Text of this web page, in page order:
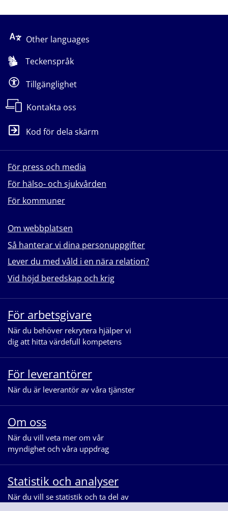
Other languages
Teckenspråk
Tillgänglighet
Kontakta oss
Kod för dela skärm
För press och media
För hälso- och sjukvården
För kommuner
Om webbplatsen
Så hanterar vi dina personuppgifter
Lever du med våld i en nära relation?
Vid höjd beredskap och krig
För arbetsgivare
När du behöver rekrytera hjälper vi
dig att hitta värdefull kompetens
För leverantörer
När du är leverantör av våra tjänster
Om oss
När du vill veta mer om vår
myndighet och våra uppdrag
Statistik och analyser
När du vill se statistik och ta del av